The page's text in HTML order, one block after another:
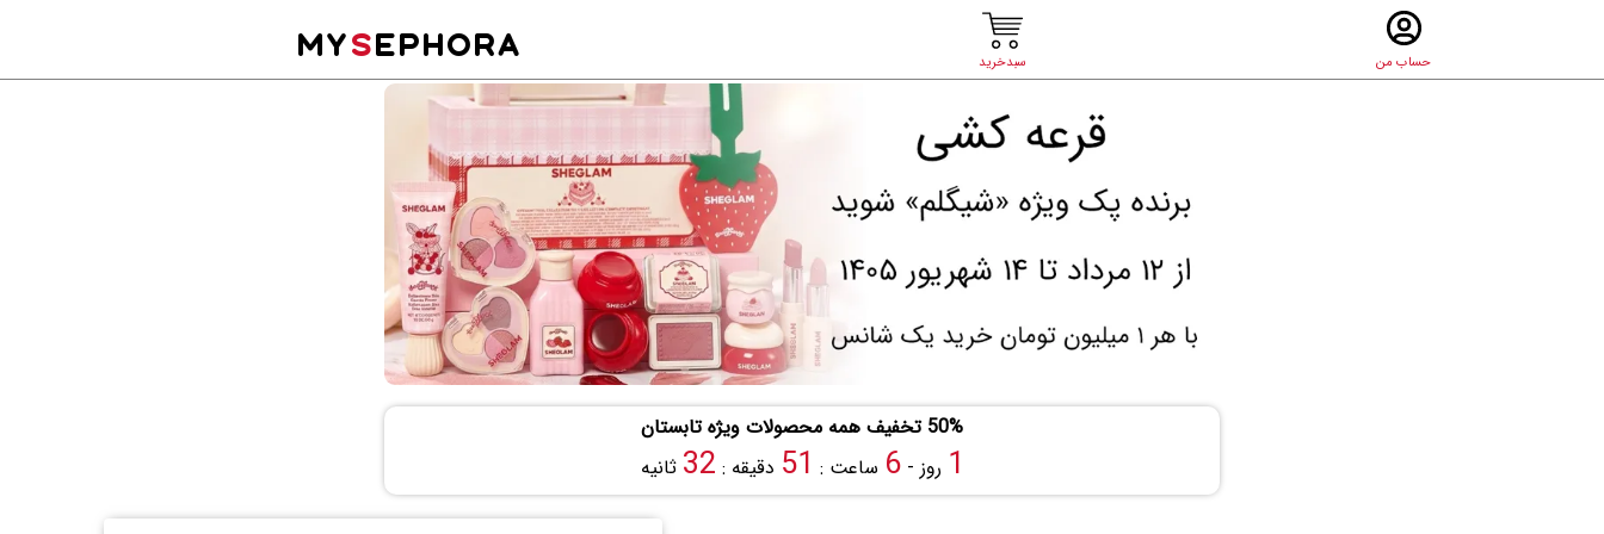
حساب من سبدخرید
MYSEPHORA
50% تخفیف همه محصولات ویژه تابستان
1 روز -6 ساعت : 51 دقیقه : 31 ثانیه